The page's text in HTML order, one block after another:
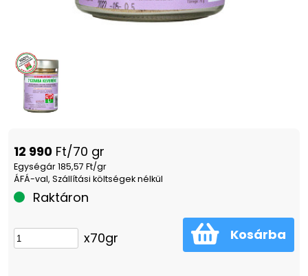
12 990 Ft/70 gr
Egységár 185,57 Ft/gr
ÁFÁ-val, Szállítási költségek nélkül
Raktáron
x70gr Kosárba